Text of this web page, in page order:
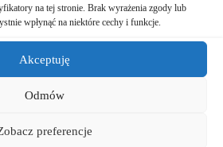
na tej stronie. Brak wyrażenia zgody lub
wpłynąć na niektóre cechy i funkcje.
Akceptuję
Odmów
preferencje